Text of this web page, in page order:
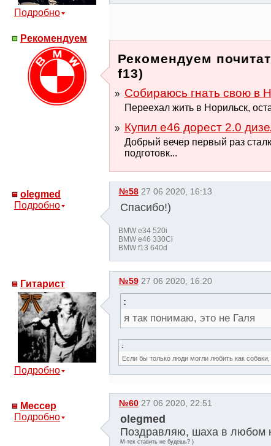
Подробно
Рекомендуем
Рекомендуем
f13)
Собираюсь гнать свою в
Переехал жить в Норильск,
Купил е46 дорест 2.0
Добрый вечер первый раз
подготовк...
olegmed
Подробно
№58 27 06 2020, 16:13
Спасибо!)
BMW e34 520i
BMW e46 330Ci
BMW f13 640d
Гитарист
Подробно
№59 27 06 2020, 16:20
:
я так понимаю, это не Галя
:
Если бы только люди могли любить как
Мессер
Подробно
№60 27 06 2020, 22:51
olegmed
Поздравляю, шаха в любом
М-тех ставить не будешь? )